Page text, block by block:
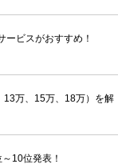
ービスがおすすめ！
13万、15万、18万）を解
10位発表！